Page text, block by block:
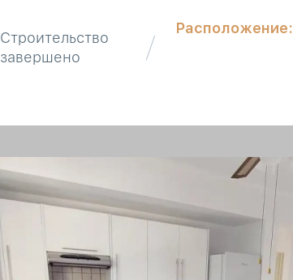
Строительство
завершено
Расположение: